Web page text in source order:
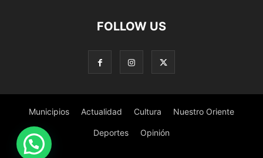
FOLLOW US
Municipios Actualidad Cultura Nuestro Oriente
Deportes Opinión